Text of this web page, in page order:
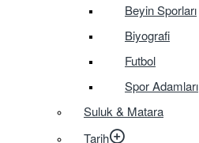
Beyin Sporları
Biyografi
Futbol
Spor Adamları
Suluk & Matara
Tarih